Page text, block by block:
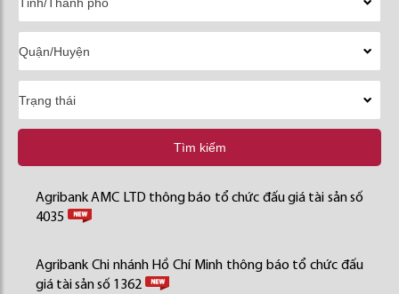
Tìm kiếm
Agribank AMC LTD thông báo tổ chức đấu giá tài sản số
4035
Agribank Chi nhánh Hồ Chí Minh thông báo tổ chức đấu
giá tài sản số 1362